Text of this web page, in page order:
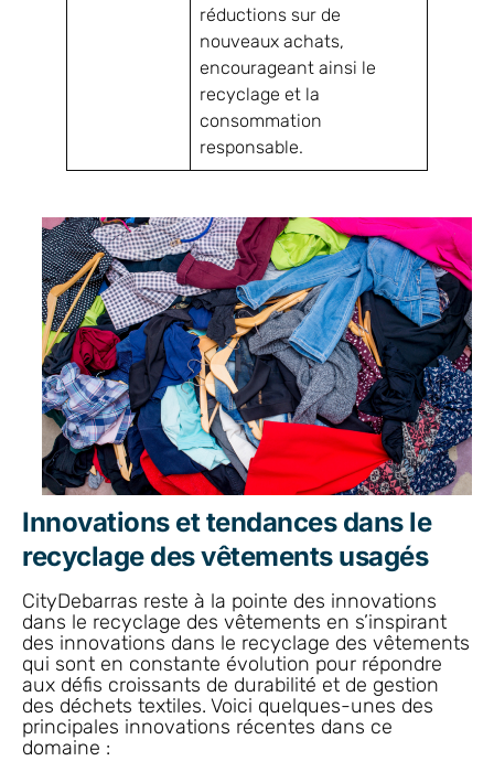
réductions sur de
nouveaux achats,
encourageant ainsi le
recyclage et la
consommation
responsable.
Innovations et tendances dans le
recyclage des vêtements usagés
CityDebarras reste à la pointe des innovations
dans le recyclage des vêtements en s’inspirant
des innovations dans le recyclage des vêtements
qui sont en constante évolution pour répondre
aux défis croissants de durabilité et de gestion
des déchets textiles. Voici quelques-unes des
principales innovations récentes dans ce
domaine :